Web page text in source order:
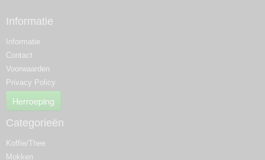
Informatie
Informatie
Contact
Voorwaarden
Privacy Policy
Herroeping
Categorieën
Koffie/Thee
Mokken